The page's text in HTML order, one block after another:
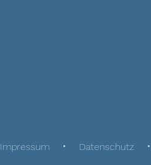
Impressum Datenschutz